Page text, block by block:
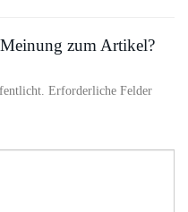
zum Artikel?
Erforderliche Felder